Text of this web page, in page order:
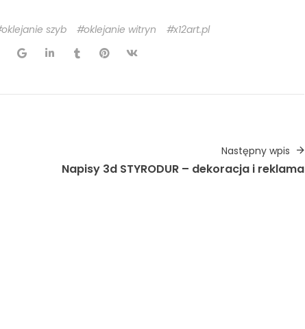
oklejanie szyb oklejanie witryn
x12art.pl
Następny wpis
Napisy 3d STYRODUR – dekoracja i reklama